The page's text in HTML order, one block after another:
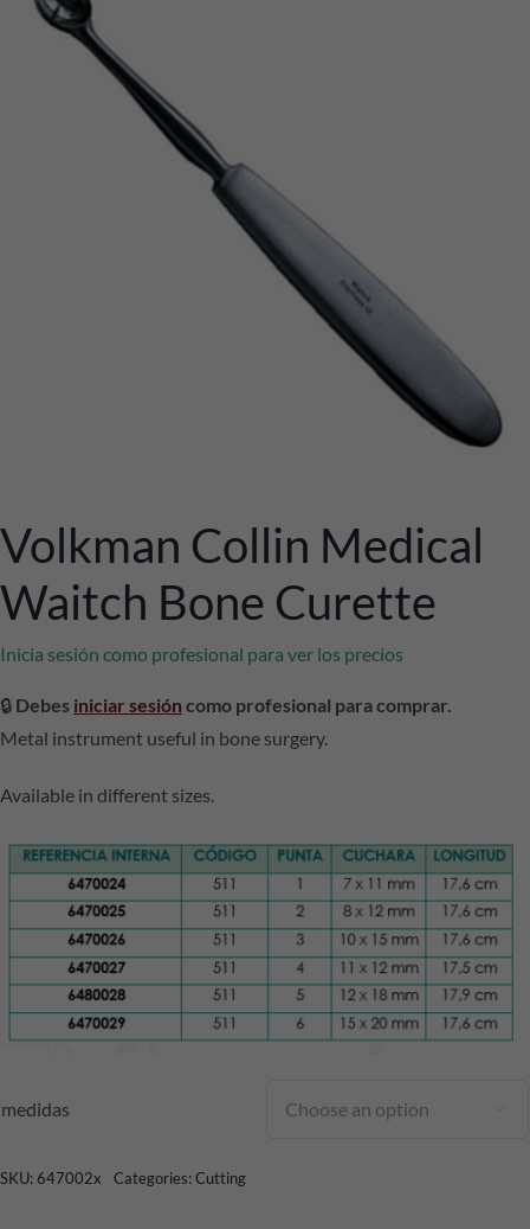
Volkman Collin Medical
Waitch Bone Curette
Inicia sesión como profesional para ver los precios
🔒 Debes iniciar sesión como profesional para comprar.
Metal instrument useful in bone surgery.
Available in different sizes.
medidas
SKU:647002x Categories:Cutting